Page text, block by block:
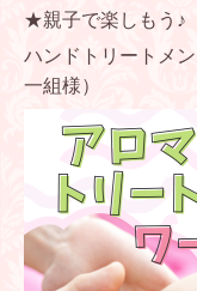
★親子で楽しもう♪
ハンドトリートメ
一組様）